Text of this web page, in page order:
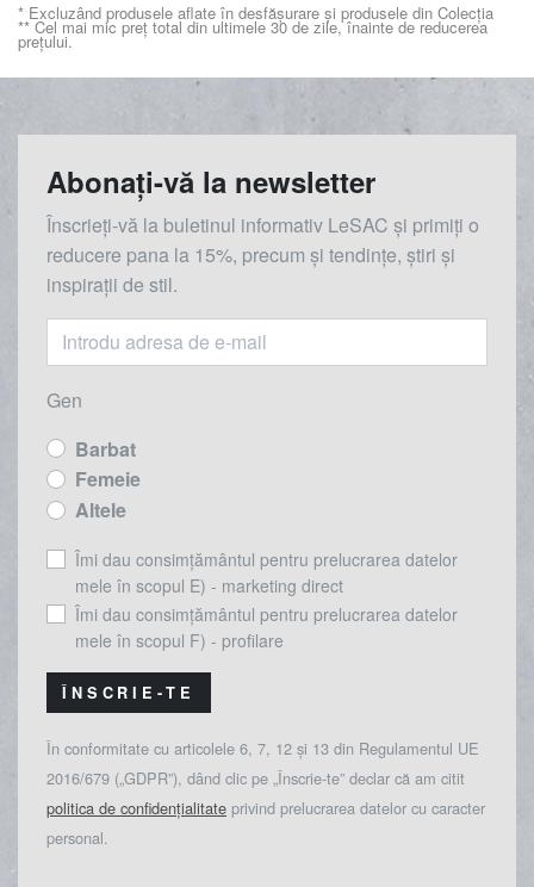
* Excluzând produsele aflate în desfășurare și produsele din Colecția
** Cel mai mic preț total din ultimele 30 de zile, înainte de reducerea
prețului.
Abonați-vă la newsletter
Înscrieți-vă la buletinul informativ LeSAC și primiți o
reducere pana la 15%, precum și tendințe, știri și
inspirații de stil.
Gen
Barbat
Femeie
Altele
Îmi dau consimțământul pentru prelucrarea datelor
mele în scopul E) - marketing direct
Îmi dau consimțământul pentru prelucrarea datelor
mele în scopul F) - profilare
ÎNSCRIE-TE
În conformitate cu articolele 6, 7, 12 și 13 din Regulamentul UE
2016/679 („GDPR”), dând clic pe „Înscrie-te” declar că am citit
politica de confidențialitate privind prelucrarea datelor cu caracter
personal.